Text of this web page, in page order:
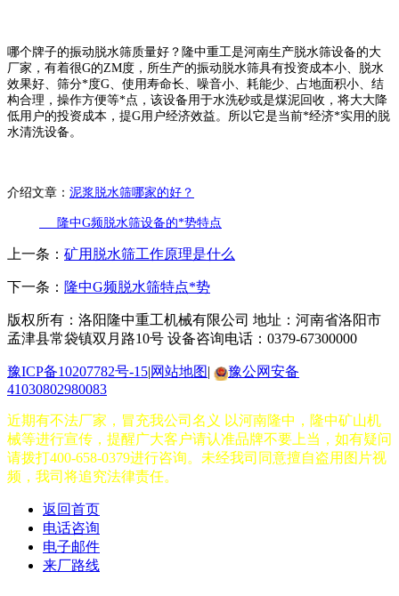
哪个牌子的振动脱水筛质量好？隆中重工是河南生产脱水筛设备的大
厂家，有着很G的ZM度，所生产的振动脱水筛具有投资成本小、脱水
效果好、筛分*度G、使用寿命长、噪音小、耗能少、占地面积小、结
构合理，操作方便等*点，该设备用于水洗砂或是煤泥回收，将大大降
低用户的投资成本，提G用户经济效益。所以它是当前*经济*实用的脱
水清洗设备。
介绍文章： 泥浆脱水筛哪家的好？
隆中G频脱水筛设备的*势特点
上一条： 矿用脱水筛工作原理是什么
下一条： 隆中G频脱水筛特点*势
版权所有：洛阳隆中重工机械有限公司 地址：河南省洛阳市
孟津县常袋镇双月路10号 设备咨询电话：0379-67300000
豫ICP备10207782号-15|网站地图|
豫公网安备
41030802980083
近期有不法厂家，冒充我公司名义 以河南隆中，隆中矿山机
械等进行宣传，提醒广大客户请认准品牌不要上当，如有疑问
请拨打400-658-0379进行咨询。未经我司同意擅自盗用图片视
频，我司将追究法律责任。
返回首页
电话咨询
电子邮件
来厂路线